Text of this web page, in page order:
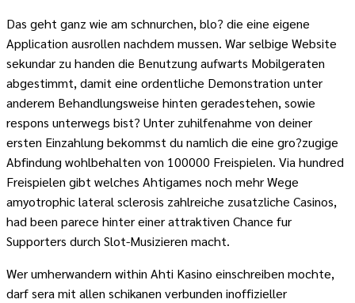
Das geht ganz wie am schnurchen, blo? die eine eigene
Application ausrollen nachdem mussen. War selbige Website
sekundar zu handen die Benutzung aufwarts Mobilgeraten
abgestimmt, damit eine ordentliche Demonstration unter
anderem Behandlungsweise hinten geradestehen, sowie
respons unterwegs bist? Unter zuhilfenahme von deiner
ersten Einzahlung bekommst du namlich die eine gro?zugige
Abfindung wohlbehalten von 100000 Freispielen. Via hundred
Freispielen gibt welches Ahtigames noch mehr Wege
amyotrophic lateral sclerosis zahlreiche zusatzliche Casinos,
had been parece hinter einer attraktiven Chance fur
Supporters durch Slot-Musizieren macht.
Wer umherwandern within Ahti Kasino einschreiben mochte,
darf sera mit allen schikanen verbunden inoffizieller